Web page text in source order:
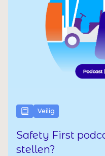
Veilig
Safety First
stellen?